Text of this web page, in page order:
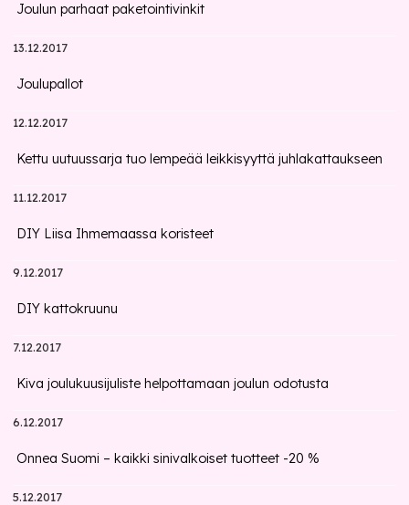
Joulun parhaat paketointivinkit
13.12.2017
Joulupallot
12.12.2017
Kettu uutuussarja tuo lempeää leikkisyyttä juhlakattaukseen
11.12.2017
DIY Liisa Ihmemaassa koristeet
9.12.2017
DIY kattokruunu
7.12.2017
Kiva joulukuusijuliste helpottamaan joulun odotusta
6.12.2017
Onnea Suomi – kaikki sinivalkoiset tuotteet -20 %
5.12.2017